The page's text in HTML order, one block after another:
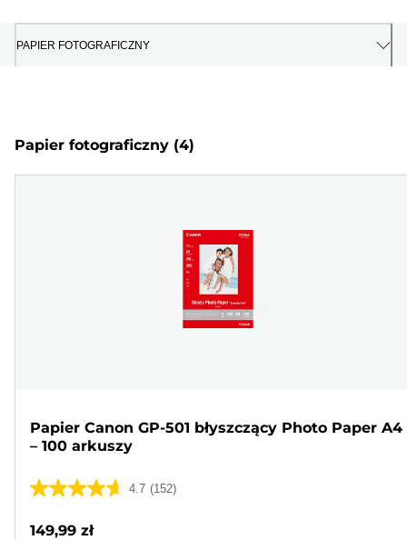
PAPIER FOTOGRAFICZNY
Papier fotograficzny (4)
Papier Canon GP-501 błyszczący Photo Paper A4
– 100 arkuszy
4.7 (152)
4.7
149,99 zł